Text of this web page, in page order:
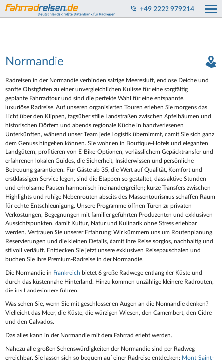
+49 2222 979214
Normandie
Radreisen in der Normandie verbinden salzige Meeresluft, endlose Deiche und
sanfte Obstgärten zu einer unvergleichlichen Kulisse für eine sorgfältig
geplante Fahrradtour und sind die perfekte Wahl für eine entspannte,
luxuriöse Radreise. Auf unseren organisierten Touren erleben Sie morgens das
Licht über den Klippen, tagsüber stille Landstraßen zwischen Apfelbäumen und
historischen Dörfern und abends regionale Küche in handverlesenen
Unterkünften, während unser Team jede Logistik übernimmt, damit Sie sich ganz
dem Genuss hingeben können. Sie wohnen in Boutique‑Hotels und eleganten
Landgütern, profitieren von E‑Bike‑Optionen, verlässlichem Gepäcktransfer und
erfahrenen lokalen Guides, die Sicherheit, Insiderwissen und persönliche
Betreuung garantieren. Für Gäste ab 35, die Wert auf Qualität, Komfort und
erstklassigen Service legen, sind die Etappen so gestaltet, dass aktive Stunden
und erholsame Pausen harmonisch ineinandergreifen; kurze Transfers zwischen
Highlights und ruhige Nebenrouten abseits des Massentourismus schaffen Raum
für echte Entschleunigung. Unsere Programme öffnen Türen zu privaten
Verkostungen, Begegnungen mit familiengeführten Produzenten und exklusiven
Aussichtspunkten, damit Kultur, Natur und Kulinarik ohne Stress erlebbar
werden. Vertrauen Sie unserer Erfahrung: Wir kümmern uns um Routenplanung,
Reservierungen und die kleinen Details, damit Ihre Reise sorglos, nachhaltig und
stilvoll verläuft. Entdecken Sie jetzt unsere exklusiven Reisepauschalen und
buchen Sie Ihre Premium‑Radreise in der Normandie.
Die Normandie in Frankreich bietet 6 große Radwege entlang der Küste und
durch das küstennahe Hinterland. Hinzu kommen unzählige kleinere Radrouten,
die ins Landesinnere führen.
Was sehen Sie, wenn Sie mit geschlossenen Augen an die Normandie denken?
Vielleicht das Meer, die Küste, die würzigen Wiesen, den Camembert, den Cidre
und den Calvados.
Das alles kann in der Normandie mit dem Fahrrad erlebt werden.
Nahezu alle großen Sehenswürdigkeiten der Normandie sind per Radweg
erreichbar. Sie lassen sich so bequem auf einer Radreise entdecken: Mont-Saint-